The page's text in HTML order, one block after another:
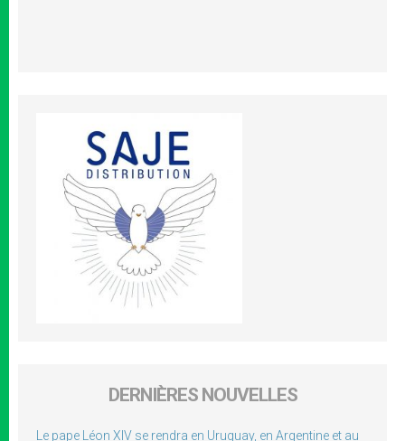
DERNIÈRES NOUVELLES
Le pape Léon XIV se rendra en Uruguay, en Argentine et au